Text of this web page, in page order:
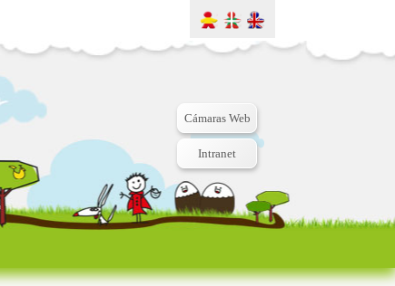
Cámaras Web
Intranet